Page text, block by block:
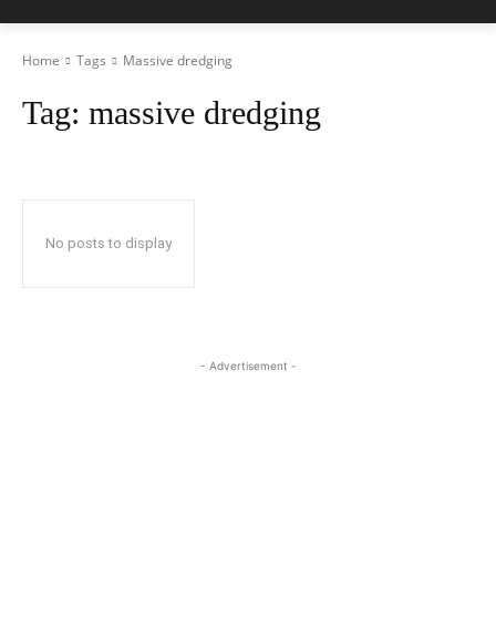
Home Tags Massive dredging
Tag: massive dredging
No posts to display
- Advertisement -